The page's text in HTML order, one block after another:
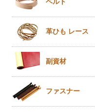
革ひも レース
副資材
ファスナー